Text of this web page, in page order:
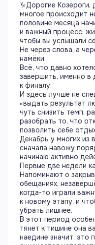
♑️Дорогие Козероги,
многое происходит
половине месяца
и важный процесс:
чтобы вы услышали
Не через слова, а
намёки.
Всё, что давно
завершить, именно в
к финалу.
И здесь лучше не
«выдать результат
чуть снизить темп,
разобрать то, что
позволить себе
Декабрь у многих из
сначала навожу
начинаю активно
Первые две недели
Напоминают о
обещаниях,
когда-то играли
к новому этапу, и
убрать лишнее.
В этот период
тянет к тишине она
наедине значит, это